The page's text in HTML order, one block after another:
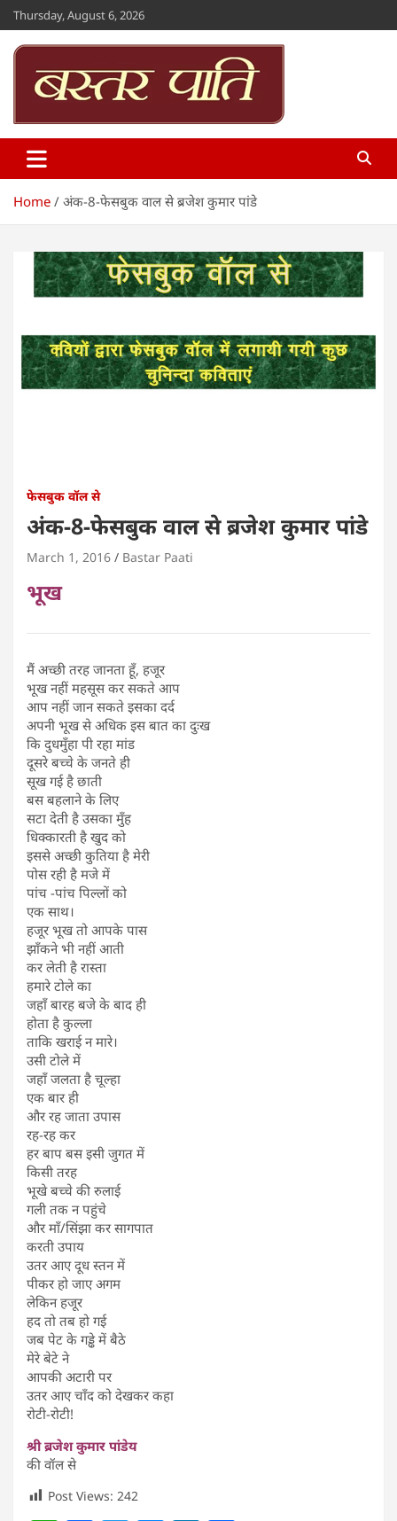
Skip
to
content
Thursday, August 6, 2026
Bastar Paati
Home अंक-8-फेसबुक वाल से ब्रजेश कुमार पांडे
फेसबुक वॉल से
अंक-8-फेसबुक वाल से ब्रजेश कुमार पांडे
March 1, 2016 Bastar Paati
भूख
मैं अच्छी तरह जानता हूँ, हजूर
भूख नहीं महसूस कर सकते आप
आप नहीं जान सकते इसका दर्द
अपनी भूख से अधिक इस बात का दुःख
कि दुधमुँहा पी रहा मांड
दूसरे बच्चे के जनते ही
सूख गई है छाती
बस बहलाने के लिए
सटा देती है उसका मुँह
धिक्कारती है खुद को
इससे अच्छी कुतिया है मेरी
पोस रही है मजे में
पांच -पांच पिल्लों को
एक साथ।
हजूर भूख तो आपके पास
झाँकने भी नहीं आती
कर लेती है रास्ता
हमारे टोले का
जहाँ बारह बजे के बाद ही
होता है कुल्ला
ताकि खराई न मारे।
उसी टोले में
जहाँ जलता है चूल्हा
एक बार ही
और रह जाता उपास
रह-रह कर
हर बाप बस इसी जुगत में
किसी तरह
भूखे बच्चे की रुलाई
गली तक न पहुंचे
और माँ/सिंझा कर सागपात
करती उपाय
उतर आए दूध स्तन में
पीकर हो जाए अगम
लेकिन हजूर
हद तो तब हो गई
जब पेट के गड्ढे में बैठे
मेरे बेटे ने
आपकी अटारी पर
उतर आए चाँद को देखकर कहा
रोटी-रोटी!
श्री ब्रजेश कुमार पांडेय
की वॉल से
Post Views: 242